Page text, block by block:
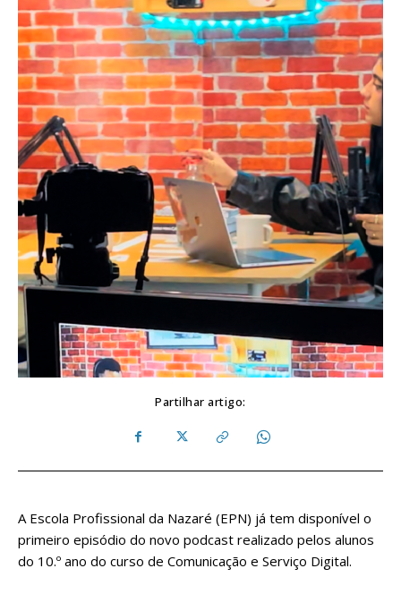
Partilhar artigo:
A Escola Profissional da Nazaré (EPN) já tem disponível o
primeiro episódio do novo podcast realizado pelos alunos
do 10.º ano do curso de Comunicação e Serviço Digital.